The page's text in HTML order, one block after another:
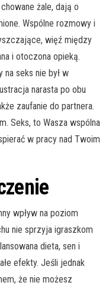
żale, dają o
Wspólne rozmowy i
więź między
i otoczona opieką.
seks nie był w
narasta po obu
zaufanie do partnera.
Seks, to Wasza wspólna
w pracy nad Twoim
wpływ na poziom
nie sprzyja igraszkom
dieta, sen i
efekty. Jeśli jednak
że nie możesz